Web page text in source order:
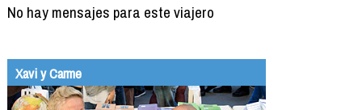
No hay mensajes para este viajero
Xavi y Carme